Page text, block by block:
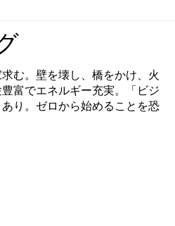
む。壁を壊し、橋をかけ、火
富でエネルギー充実。「ビジ
り。ゼロから始めることを恐